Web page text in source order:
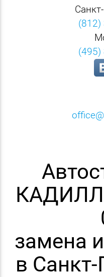
(812)
(495)
замена
в Санкт-